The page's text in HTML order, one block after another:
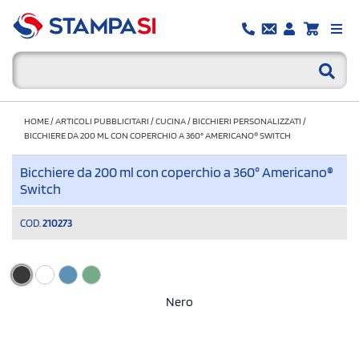
HOME/ARTICOLI PUBBLICITARI /CUCINA/BICCHIERI PERSONALIZZATI /
BICCHIERE DA 200 ML CON COPERCHIO A 360° AMERICANO® SWITCH
Bicchiere da 200 ml con coperchio a 360° Americano®
Switch
COD. 210273
Nero